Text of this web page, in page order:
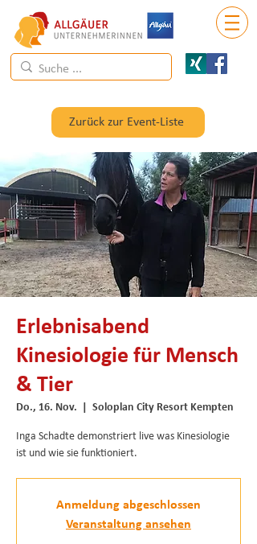
Zurück zur Event-Liste
Erlebnisabend
Kinesiologie für Mensch
& Tier
Do., 16. Nov. Soloplan City Resort Kempten
Inga Schadte demonstriert live was Kinesiologie
ist und wie sie funktioniert.
Anmeldung abgeschlossen
Veranstaltung ansehen